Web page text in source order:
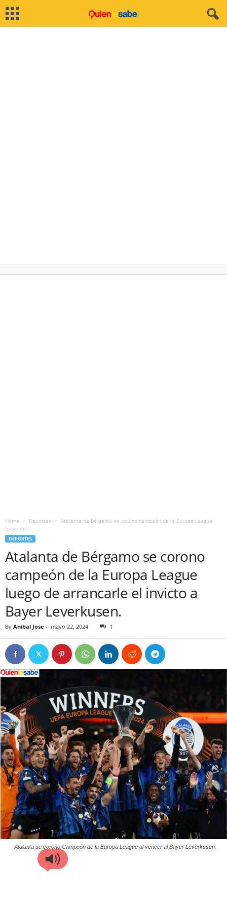
Home Deportes
Atalanta de Bérgamo se corono campeón de la Europa League
luego de...
DEPORTES
Atalanta de Bérgamo se corono
campeón de la Europa League
luego de arrancarle el invicto a
Bayer Leverkusen.
By Anibal Jose - mayo 22, 2024 1
Atalanta se corono Campeón de la Europa League al vencer al Bayer Leverkusen.